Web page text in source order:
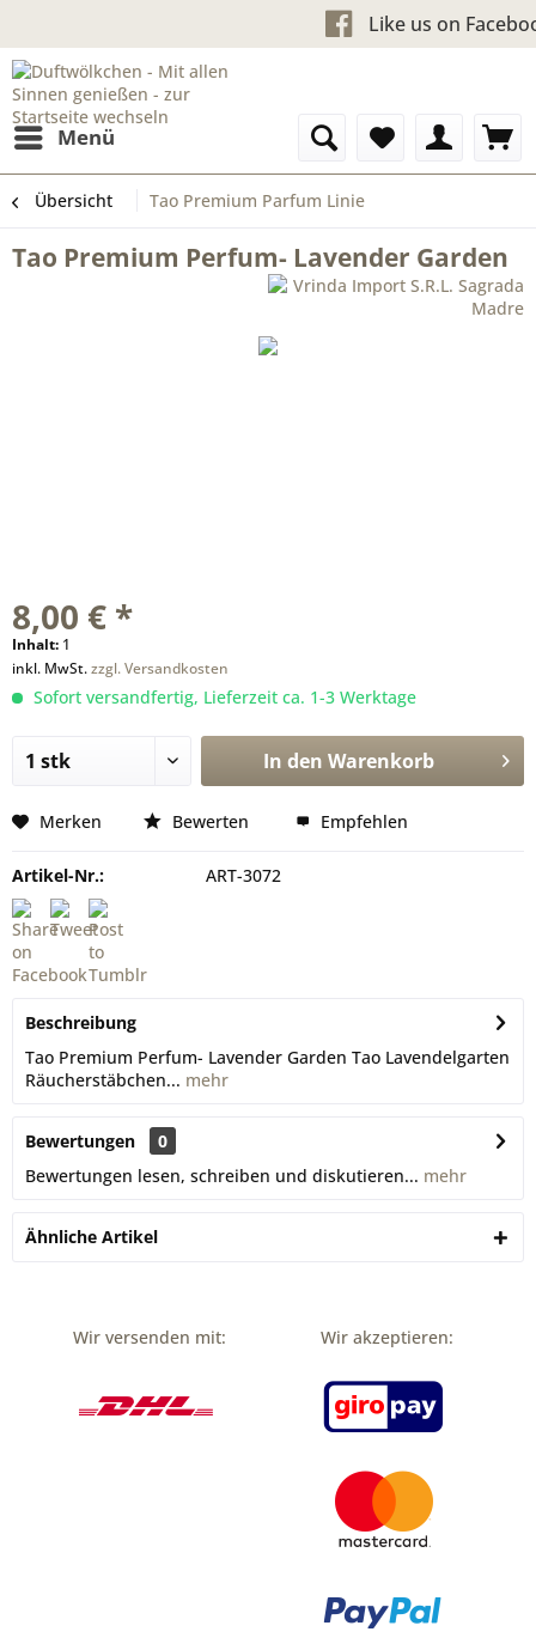
Kostenloser Versand ab 60
Like us
Menü
Übersicht Tao Premium Parfum Linie
Tao Premium Perfum- Lavender Garden
8,00 € *
Inhalt: 1
inkl. MwSt.zzgl. Versandkosten
Sofort versandfertig, Lieferzeit ca. 1-3 Werktage
In den Warenkorb
Merken Bewerten Empfehlen
Artikel-Nr.: ART-3072
Beschreibung
Tao Premium Perfum- Lavender Garden Tao Lavendelgarten
Räucherstäbchen... mehr
Bewertungen
0
Bewertungen lesen, schreiben und diskutieren... mehr
Ähnliche Artikel
Wir versenden mit: Wir akzeptieren: